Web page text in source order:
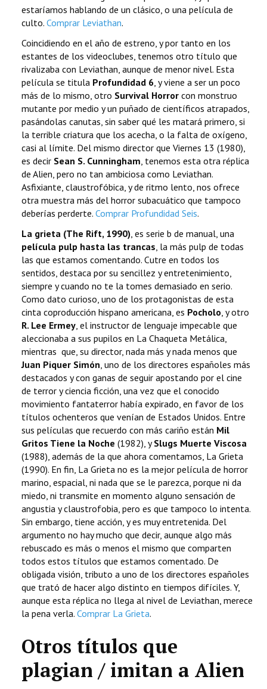
estaríamos hablando de un clásico, o una película de
culto. Comprar Leviathan.
Coincidiendo en el año de estreno, y por tanto en los
estantes de los videoclubes, tenemos otro título que
rivalizaba con Leviathan, aunque de menor nivel. Esta
película se titula Profundidad 6, y viene a ser un poco
más de lo mismo, otro Survival Horror con monstruo
mutante por medio y un puñado de científicos atrapados,
pasándolas canutas, sin saber qué les matará primero, si
la terrible criatura que los acecha, o la falta de oxígeno,
casi al límite. Del mismo director que Viernes 13 (1980),
es decir Sean S. Cunningham, tenemos esta otra réplica
de Alien, pero no tan ambiciosa como Leviathan.
Asfixiante, claustrofóbica, y de ritmo lento, nos ofrece
otra muestra más del horror subacuático que tampoco
deberías perderte. Comprar Profundidad Seis.
La grieta (The Rift, 1990), es serie b de manual, una
película pulp hasta las trancas, la más pulp de todas
las que estamos comentando. Cutre en todos los
sentidos, destaca por su sencillez y entretenimiento,
siempre y cuando no te la tomes demasiado en serio.
Como dato curioso, uno de los protagonistas de esta
cinta coproducción hispano americana, es Pocholo, y otro
R. Lee Ermey, el instructor de lenguaje impecable que
aleccionaba a sus pupilos en La Chaqueta Metálica,
mientras que, su director, nada más y nada menos que
Juan Piquer Simón, uno de los directores españoles más
destacados y con ganas de seguir apostando por el cine
de terror y ciencia ficción, una vez que el conocido
movimiento fantaterror había expirado, en favor de los
títulos ochenteros que venían de Estados Unidos. Entre
sus películas que recuerdo con más cariño están Mil
Gritos Tiene la Noche (1982), ySlugs Muerte Viscosa
(1988), además de la que ahora comentamos, La Grieta
(1990). En fin, La Grieta no es la mejor película de horror
marino, espacial, ni nada que se le parezca, porque ni da
miedo, ni transmite en momento alguno sensación de
angustia y claustrofobia, pero es que tampoco lo intenta.
Sin embargo, tiene acción, y es muy entretenida. Del
argumento no hay mucho que decir, aunque algo más
rebuscado es más o menos el mismo que comparten
todos estos títulos que estamos comentado. De
obligada visión, tributo a uno de los directores españoles
que trató de hacer algo distinto en tiempos difíciles. Y,
aunque esta réplica no llega al nivel de Leviathan, merece
la pena verla. Comprar La Grieta.
Otros títulos que
plagian / imitan a Alien